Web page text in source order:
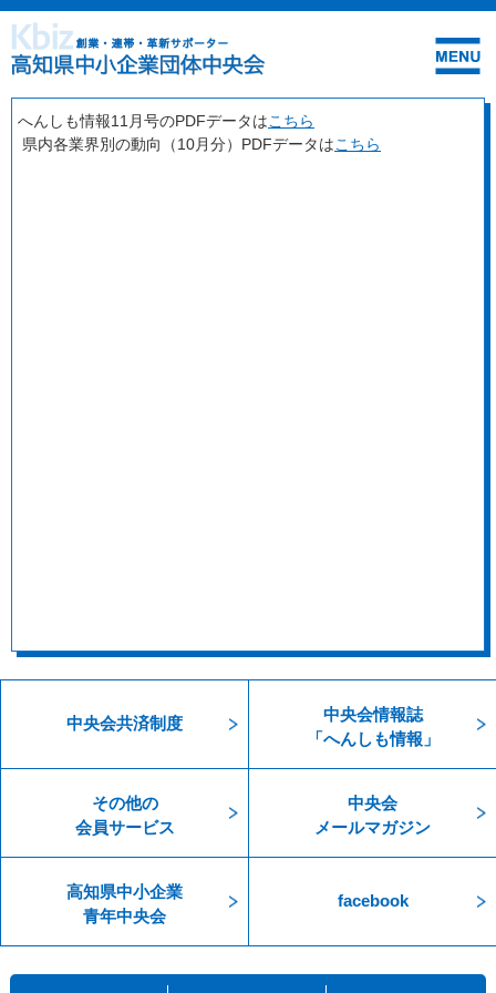
へんしも情報11月号のPDFデータはこちら
県内各業界別の動向（10月分）PDFデータはこちら
中央会共済制度
中央会情報誌
「へんしも情報」
その他の
会員サービス
中央会
メールマガジン
高知県中小企業
青年中央会
facebook